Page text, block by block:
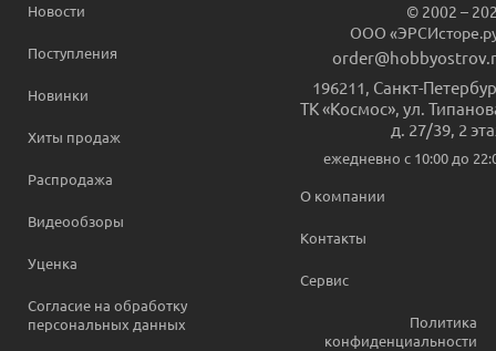
Новости
Поступления
Новинки
Хиты продаж
Распродажа
Видеообзоры
Уценка
Согласие на обработку
персональных данных
© 2002 –
ООО
196211, Санкт-
ТК «Космос», ул.
д. 27/39, 2
ежедневно c 10:00 до
О компании
Контакты
Сервис
Политика
конфиденциальности